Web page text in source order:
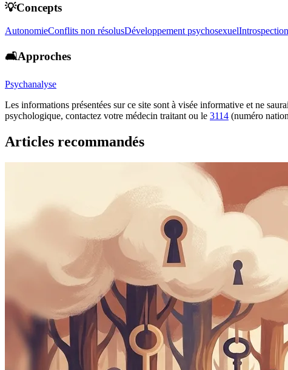
💡Concepts
AutonomieConflits non résolusDéveloppement psychosexuelIntrospection
🛋️Approches
Psychanalyse
Les informations présentées sur ce site sont à visée informative et ne
psychologique, contactez votre médecin traitant ou le 3114 (numéro
Articles recommandés